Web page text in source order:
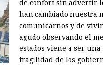
de confort sin advertir
han cambiado nuestra
comunicarnos y de
agudo observando el
estados viene a ser
fragilidad de los